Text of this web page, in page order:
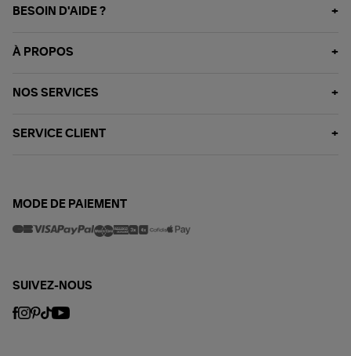
BESOIN D'AIDE ?
À PROPOS
NOS SERVICES
SERVICE CLIENT
MODE DE PAIEMENT
SUIVEZ-NOUS